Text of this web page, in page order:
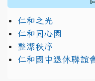
仁和之光
仁和同心園
整潔秩序
仁和國中退休聯誼